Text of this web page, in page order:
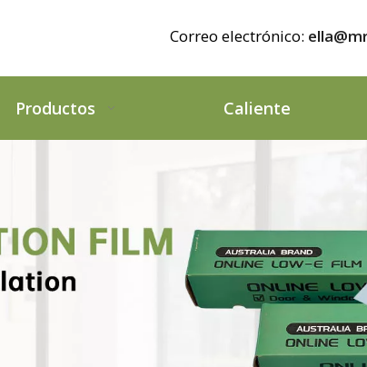
Correo electrónico:
Productos Caliente